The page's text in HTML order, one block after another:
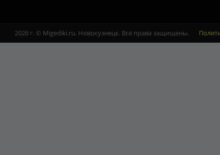
2026 г. © Migediki.ru, Новокузнецк. Все права защищены.